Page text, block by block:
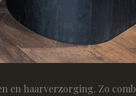
en haarverzorging. Zo